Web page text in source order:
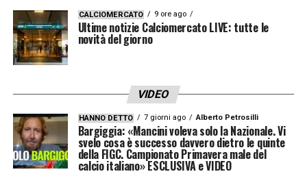
CALCIOMERCATO 9 ore ago
Ultime notizie Calciomercato LIVE: tutte le
novità del giorno
VIDEO
HANNO DETTO 7 giorni ago Alberto Petrosilli
Bargiggia: «Mancini voleva solo la Nazionale. Vi
svelo cosa è successo davvero dietro le quinte
della FIGC. Campionato Primavera male del
calcio italiano» ESCLUSIVA e VIDEO